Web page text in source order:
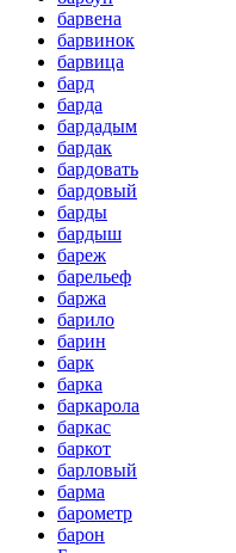
барвена
барвинок
барвица
бард
барда
бардадым
бардак
бардовать
бардовый
барды
бардыш
бареж
барельеф
баржа
барило
барин
барк
барка
баркарола
баркас
баркот
барловый
барма
барометр
барон